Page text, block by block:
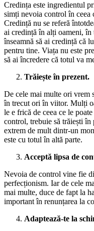
Credința este ingredientul
simți nevoia control în ceea
Credință nu se referă
ai credință în alți oameni,
înseamnă să ai credință că
pentru tine. Viața nu este
să ai încredere că totul va
Trăiește în prezent.
De cele mai multe ori vrem
în trecut ori în viitor. Mulți
le e frică de ceea ce le
control, trebuie să trăiești
extrem de mult dintr-un
este cu totul în altă parte.
Acceptă lipsa de
Nevoia de control vine fie
perfecționism. Iar de cele
mai multe, duce de fapt la
important în renunțarea la
Adaptează-te la